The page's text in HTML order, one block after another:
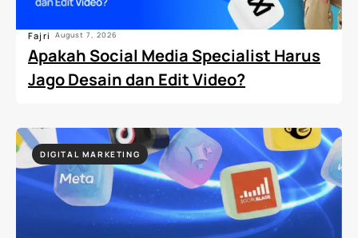
Fajri August 7, 2026
Apakah Social Media Specialist Harus
Jago Desain dan Edit Video?
DIGITAL MARKETING